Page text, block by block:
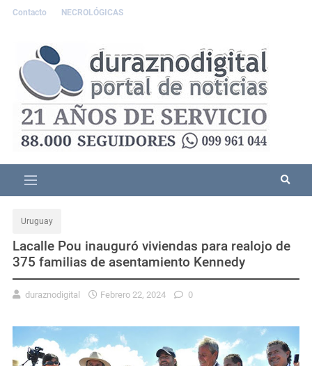
Contacto NECROLÓGICAS
Uruguay
Lacalle Pou inauguró viviendas para realojo de
375 familias de asentamiento Kennedy
duraznodigital Febrero 22, 2024 0